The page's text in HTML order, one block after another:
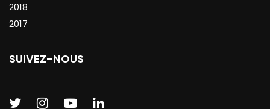
2018
2017
SUIVEZ-NOUS